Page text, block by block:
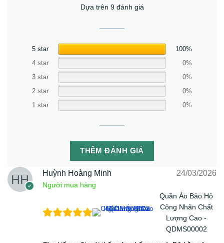
Dựa trên 9 đánh giá
5 star
100%
4 star
0%
3 star
0%
2 star
0%
1 star
0%
THÊM ĐÁNH GIÁ
Huỳnh Hoàng Minh
Người mua hàng
24/03/2026
Quần Áo Bảo Hộ
Công Nhân Chất
Lượng Cao -
QDMS00002